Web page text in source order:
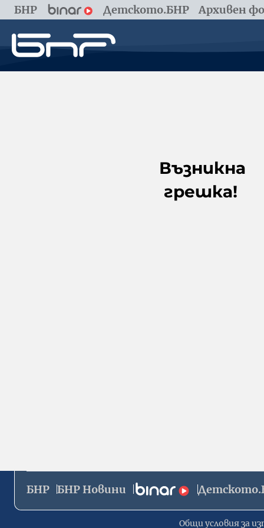
БНР Детското.БНР Архивен
Възникна
грешка!
БНР БНР Новини
Общи условия за